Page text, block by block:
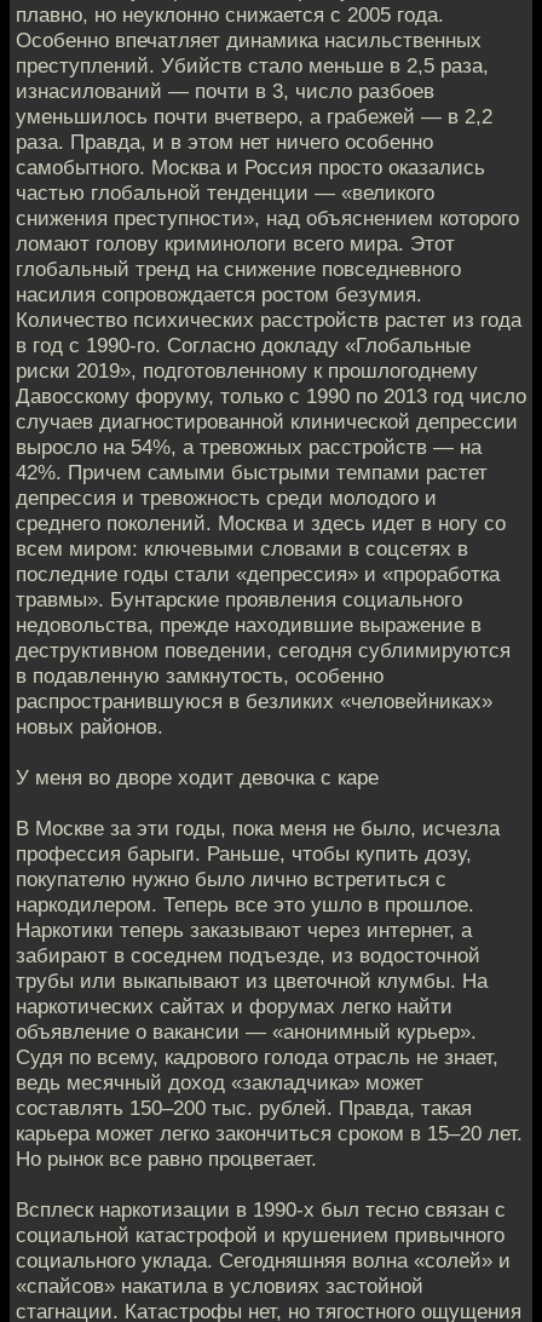
плавно, но неуклонно снижается с 2005 года.
Особенно впечатляет динамика насильственных
преступлений. Убийств стало меньше в 2,5 раза,
изнасилований — почти в 3, число разбоев
уменьшилось почти вчетверо, а грабежей — в 2,2
раза. Правда, и в этом нет ничего особенно
самобытного. Москва и Россия просто оказались
частью глобальной тенденции — «великого
снижения преступности», над объяснением которого
ломают голову криминологи всего мира. Этот
глобальный тренд на снижение повседневного
насилия сопровождается ростом безумия.
Количество психических расстройств растет из года
в год с 1990-го. Согласно докладу «Глобальные
риски 2019», подготовленному к прошлогоднему
Давосскому форуму, только с 1990 по 2013 год число
случаев диагностированной клинической депрессии
выросло на 54%, а тревожных расстройств — на
42%. Причем самыми быстрыми темпами растет
депрессия и тревожность среди молодого и
среднего поколений. Москва и здесь идет в ногу со
всем миром: ключевыми словами в соцсетях в
последние годы стали «депрессия» и «проработка
травмы». Бунтарские проявления социального
недовольства, прежде находившие выражение в
деструктивном поведении, сегодня сублимируются
в подавленную замкнутость, особенно
распространившуюся в безликих «человейниках»
новых районов.
У меня во дворе ходит девочка с каре
В Москве за эти годы, пока меня не было, исчезла
профессия барыги. Раньше, чтобы купить дозу,
покупателю нужно было лично встретиться с
наркодилером. Теперь все это ушло в прошлое.
Наркотики теперь заказывают через интернет, а
забирают в соседнем подъезде, из водосточной
трубы или выкапывают из цветочной клумбы. На
наркотических сайтах и форумах легко найти
объявление о вакансии — «анонимный курьер».
Судя по всему, кадрового голода отрасль не знает,
ведь месячный доход «закладчика» может
составлять 150–200 тыс. рублей. Правда, такая
карьера может легко закончиться сроком в 15–20 лет.
Но рынок все равно процветает.
Всплеск наркотизации в 1990-х был тесно связан с
социальной катастрофой и крушением привычного
социального уклада. Сегодняшняя волна «солей» и
«спайсов» накатила в условиях застойной
стагнации. Катастрофы нет, но тягостного ощущения